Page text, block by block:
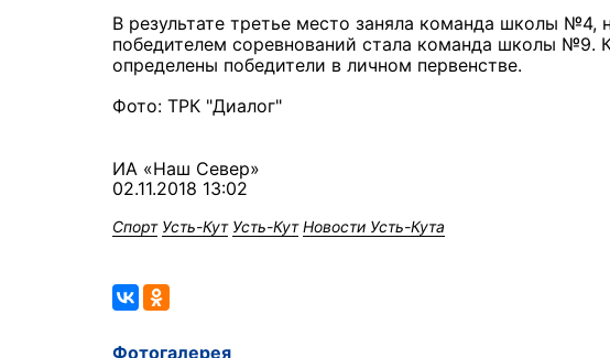
В результате третье место заняла команда школы
победителем соревнований стала команда школы №9.
определены победители в личном первенстве.
Фото: ТРК "Диалог"
ИА «Наш Север»
02.11.2018 13:02
Спорт Усть-Кут Усть-Кут Новости Усть-Кута
Фотогалерея